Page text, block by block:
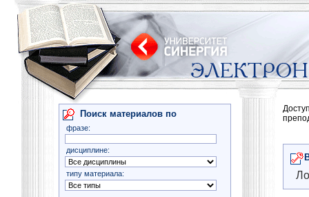
Поиск материалов по
фразе:
дисциплине:
типу материала: